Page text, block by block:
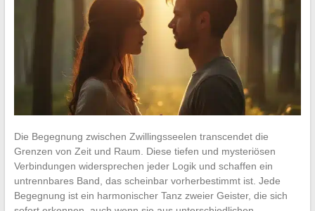
Die Begegnung zwischen Zwillingsseelen transcendet die
Grenzen von Zeit und Raum. Diese tiefen und mysteriösen
Verbindungen widersprechen jeder Logik und schaffen ein
untrennbares Band, das scheinbar vorherbestimmt ist. Jede
Begegnung ist ein harmonischer Tanz zweier Geister, die sich